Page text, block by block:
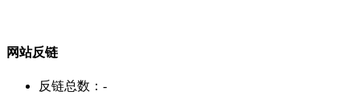
网站反链
反链总数： -